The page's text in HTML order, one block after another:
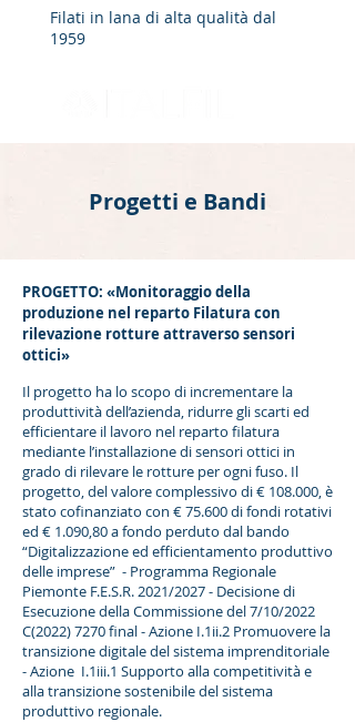
Filati in lana di alta qualità dal
1959
Progetti e Bandi
PROGETTO: «Monitoraggio della
produzione nel reparto Filatura con
rilevazione rotture attraverso sensori
ottici»
Il progetto ha lo scopo di incrementare la
produttività dell’azienda, ridurre gli scarti ed
efficientare il lavoro nel reparto filatura
mediante l’installazione di sensori ottici in
grado di rilevare le rotture per ogni fuso. Il
progetto, del valore complessivo di € 108.000, è
stato cofinanziato con € 75.600 di fondi rotativi
ed € 1.090,80 a fondo perduto dal bando
“Digitalizzazione ed efficientamento produttivo
delle imprese” - Programma Regionale
Piemonte F.E.S.R. 2021/2027 - Decisione di
Esecuzione della Commissione del 7/10/2022
C(2022) 7270 final - Azione I.1ii.2 Promuovere la
transizione digitale del sistema imprenditoriale
- Azione I.1iii.1 Supporto alla competitività e
alla transizione sostenibile del sistema
produttivo regionale.